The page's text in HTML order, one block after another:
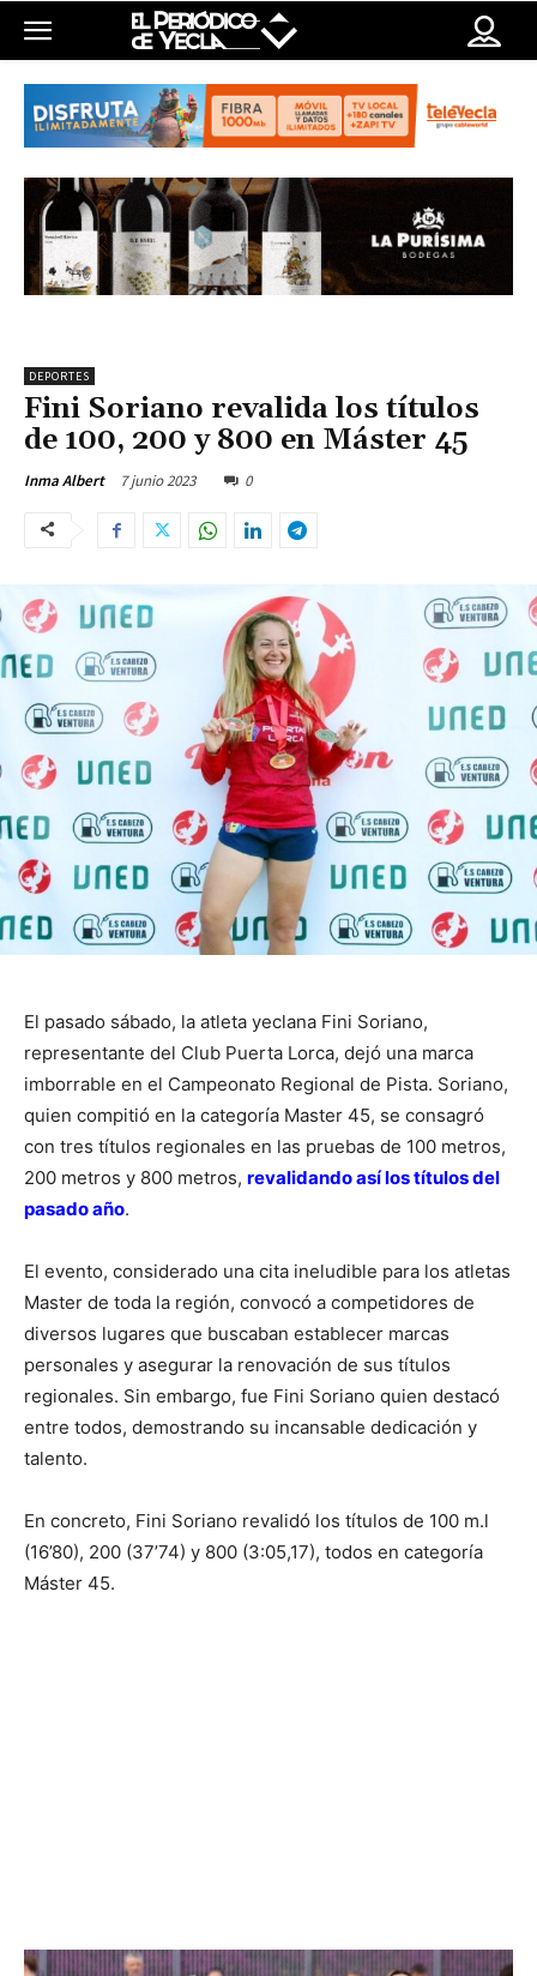
DEPORTES
Fini Soriano revalida los títulos
de 100, 200 y 800 en Máster 45
Inma Albert 7 junio 2023 0
El pasado sábado, la atleta yeclana Fini Soriano,
representante del Club Puerta Lorca, dejó una marca
imborrable en el Campeonato Regional de Pista. Soriano,
quien compitió en la categoría Master 45, se consagró
con tres títulos regionales en las pruebas de 100 metros,
200 metros y 800 metros, revalidando así los títulos del
pasado año.
El evento, considerado una cita ineludible para los atletas
Master de toda la región, convocó a competidores de
diversos lugares que buscaban establecer marcas
personales y asegurar la renovación de sus títulos
regionales. Sin embargo, fue Fini Soriano quien destacó
entre todos, demostrando su incansable dedicación y
talento.
En concreto, Fini Soriano revalidó los títulos de 100 m.l
(16’80), 200 (37’74) y 800 (3:05,17), todos en categoría
Máster 45.